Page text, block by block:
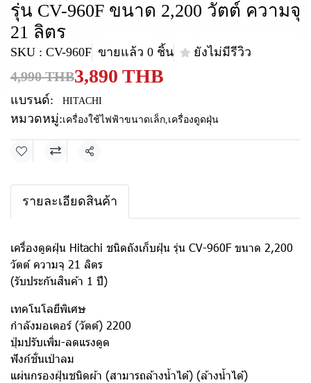
รุ่น CV-960F ขนาด 2,200 วัตต์ ความจุ
21 ลิตร
SKU : CV-960F ขายแล้ว 0 ชิ้น ยังไม่มีรีวิว
4,990 THB3,890 THB
แบรนด์: HITACHI
หมวดหมู่:เครื่องใช้ไฟฟ้าขนาดเล็ก,เครื่องดูดฝุ่น
แชร์
รายละเอียดสินค้า
เครื่องดูดฝุ่น Hitachi ชนิดถังเก็บฝุ่น รุ่น CV-960F ขนาด 2,200
วัตต์ ความจุ 21 ลิตร
(รับประกันสินค้า 1 ปี)
เทคโนโลยีพิเศษ
กำลังมอเตอร์ (วัตต์) 2200
ปุ่มปรับเพิ่ม-ลดแรงดูด
ฟังก์ชั่นเป่าลม
แผ่นกรองฝุ่นชนิดผ้า (สามารถล้างน้ำได้) (ล้างน้ำได้)